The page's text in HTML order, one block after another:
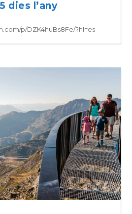
dies l’any
p/DZK4huBs8Fe/?hl=es